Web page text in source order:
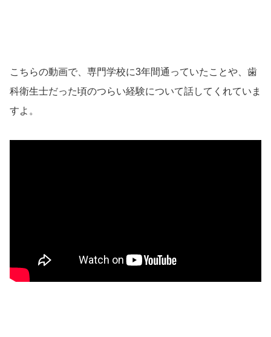
こちらの動画で、専門学校に3年間通っていたことや、歯
科衛生士だった頃のつらい経験について話してくれていま
すよ。